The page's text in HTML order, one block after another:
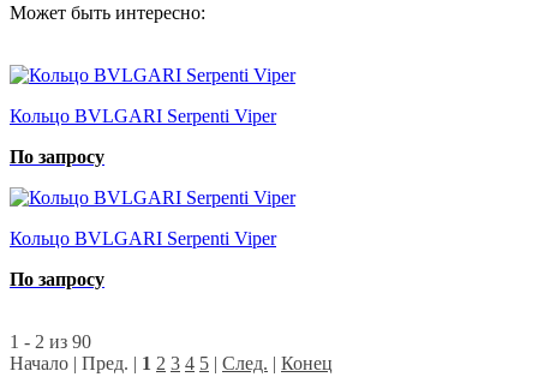
Может быть интересно:
Кольцо BVLGARI Serpenti Viper
По запросу
Кольцо BVLGARI Serpenti Viper
По запросу
1 - 2 из 90
Начало | Пред. | 1 2 3 4 5 | След. | Конец